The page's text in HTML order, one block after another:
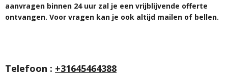
aanvragen binnen 24 uur zal je een vrijblijvende offerte
ontvangen. Voor vragen kan je ook altijd mailen of bellen.
Telefoon : +31645464388